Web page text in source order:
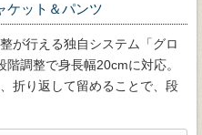
ケット＆パンツ
が行える独自システム「グロ
調整で身長幅20cmに対応。
折り返して留めることで、段